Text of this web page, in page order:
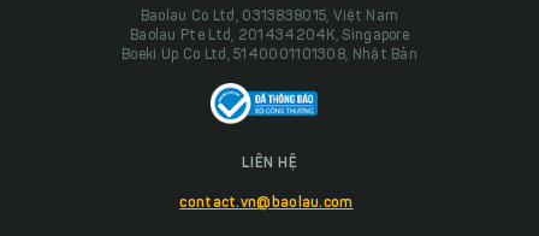
Baolau Co Ltd, 0313838015, Việt Nam
Baolau Pte Ltd, 201434204K, Singapore
Boeki Up Co Ltd, 5140001101308, Nhật Bản
LIÊN HỆ
contact.vn@baolau.com